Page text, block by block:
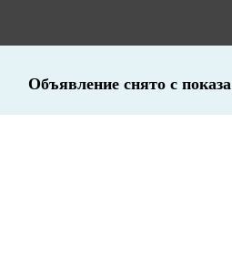
Объявление снято с показа